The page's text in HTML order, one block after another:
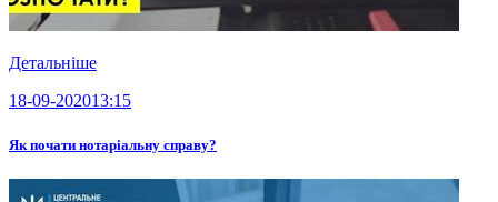
Детальніше
18-09-202013:15
Як почати нотаріальну справу?